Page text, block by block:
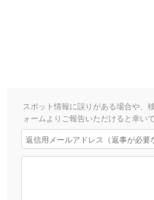
スポット情報に誤りがある場合や、
ォームよりご報告いただけると幸いで